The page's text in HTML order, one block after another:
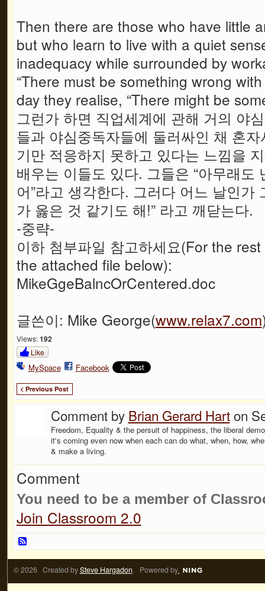
Then there are those who have little
but who learn to live with a quiet
inadequacy while surrounded by
“There must be something wrong
day they realise, “There might be
그런가 하면 직업세계에 관해 거의 야
들과 야심중독자들에 둘러싸인 채 혼
기만 적응하지 못하고 있다는 느낌을
배우는 이들도 있다. 그들은 “아무래도
어”라고 생각한다. 그러다 어느 날인가
가 옳은 것 같기도 해!” 라고 깨닫는다.
-중략-
이하 첨부파일 참고하세요(For the
the attached file below):
MikeGgeBalncOrCentered.doc
글쓴이: Mike George(www.relax7.com
Views: 192
Like
MySpace Facebook
< Previous Post
Comment by Brian Gerard Harton
Freedom, Equality & the persuit of happiness, the liberal
it's coming even now when each can do what, when, how,
& make a living.
Comment
You need to be a member of
Join Classroom 2.0
© 2026 Created bySteve Hargadon. Powered by